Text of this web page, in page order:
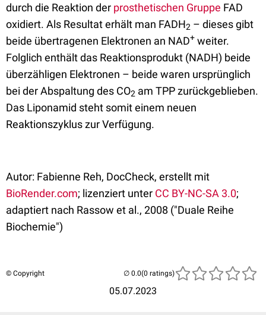
durch die Reaktion der prosthetischen Gruppe FAD
oxidiert. Als Resultat erhält man FADH2 – dieses gibt
beide übertragenen Elektronen an NAD+ weiter.
Folglich enthält das Reaktionsprodukt (NADH) beide
überzähligen Elektronen – beide waren ursprünglich
bei der Abspaltung des CO2 am TPP zurückgeblieben.
Das Liponamid steht somit einem neuen
Reaktionszyklus zur Verfügung.
Autor: Fabienne Reh, DocCheck, erstellt mit
BioRender.com; lizenziert unter CC BY-NC-SA 3.0;
adaptiert nach Rassow et al., 2008 ("Duale Reihe
Biochemie")
© Copyright
05.07.2023
(0 ratings)